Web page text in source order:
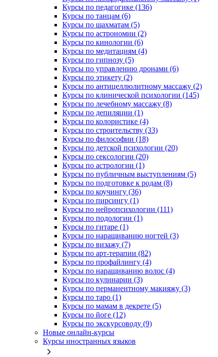
Курсы по педагогике (136)
Курсы по танцам (6)
Курсы по шахматам (5)
Курсы по астрономии (2)
Курсы по кинологии (6)
Курсы по медитациям (4)
Курсы по гипнозу (5)
Курсы по управлению дронами (6)
Курсы по этикету (2)
Курсы по антицеллюлитному массажу (2)
Курсы по клинической психологии (145)
Курсы по лечебному массажу (8)
Курсы по депиляции (1)
Курсы по колористике (4)
Курсы по строительству (33)
Курсы по философии (18)
Курсы по детской психологии (20)
Курсы по сексологии (20)
Курсы по астрологии (1)
Курсы по публичным выступлениям (5)
Курсы по подготовке к родам (8)
Курсы по коучингу (36)
Курсы по пирсингу (1)
Курсы по нейропсихологии (111)
Курсы по подологии (1)
Курсы по гитаре (1)
Курсы по наращиванию ногтей (3)
Курсы по визажу (7)
Курсы по арт-терапии (82)
Курсы по профайлингу (4)
Курсы по наращиванию волос (4)
Курсы по кулинарии (3)
Курсы по перманентному макияжу (3)
Курсы по таро (1)
Курсы по мамам в декрете (5)
Курсы по йоге (12)
Курсы по экскурсоводу (9)
Новые онлайн‑курсы
Курсы иностранных языков